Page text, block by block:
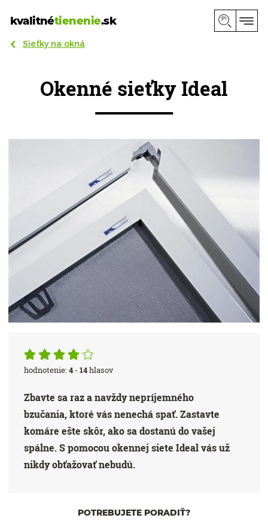
kvalitnétienenie.sk
Sieťky na okná
Okenné sieťky Ideal
hodnotenie:4 -14hlasov
Zbavte sa raz a navždy nepríjemného
bzučania, ktoré vás nenechá spať. Zastavte
komáre ešte skôr, ako sa dostanú do vašej
spálne. S pomocou okennej siete Ideal vás už
nikdy obťažovať nebudú.
POTREBUJETE PORADIŤ?